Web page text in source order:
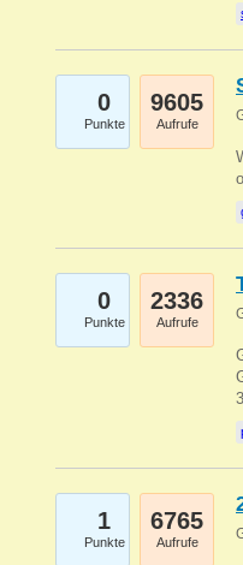
0
Punkte
9605
Aufrufe
0
Punkte
2336
Aufrufe
1
Punkte
6765
Aufrufe